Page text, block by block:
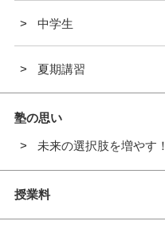
中学生
夏期講習
塾の思い
未来の選択肢を増やす！
授業料